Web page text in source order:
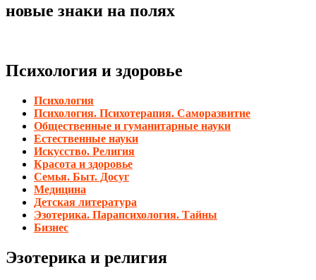
новые знаки на полях
Психология и здоровье
Психология
Психология. Психотерапия. Саморазвитие
Общественные и гуманитарные науки
Естественные науки
Искусство. Религия
Красота и здоровье
Семья. Быт. Досуг
Медицина
Детская литература
Эзотерика. Парапсихология. Тайны
Бизнес
Эзотерика и религия